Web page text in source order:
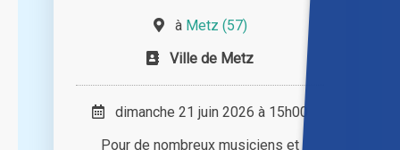
à Metz (57)
Ville de Metz
dimanche 21 juin 2026 à 15h00
Pour de nombreux musiciens et